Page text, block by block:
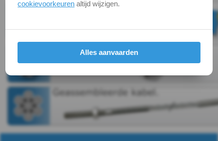
&
Spanner
Oogplaten
&
cookievoorkeuren altijd wijzigen.
Alles aanvaarden